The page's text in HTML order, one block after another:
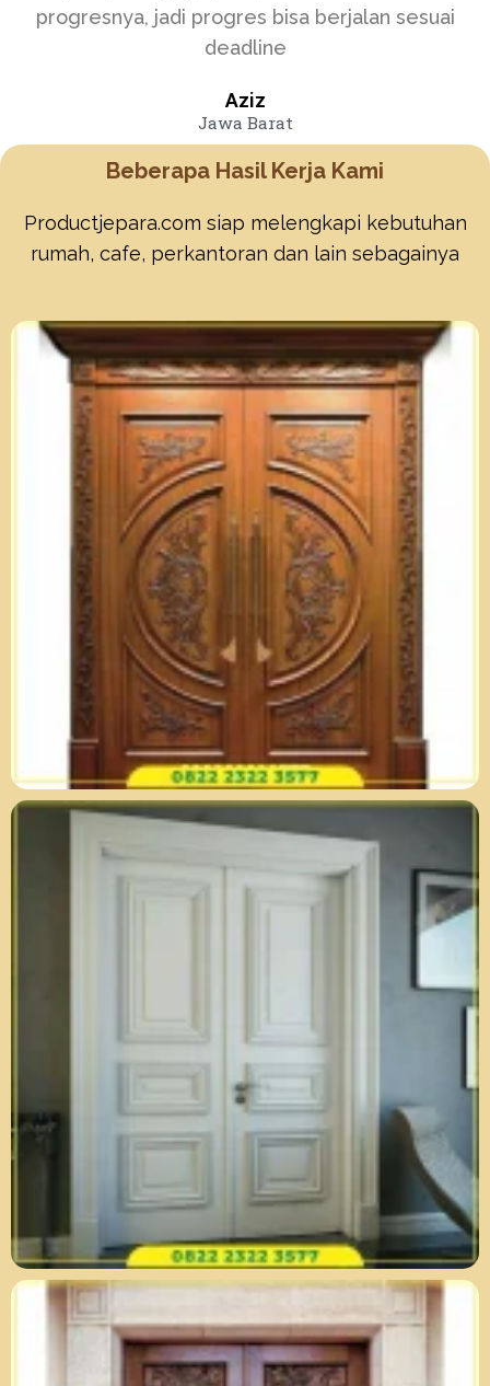
progresnya, jadi progres bisa berjalan sesuai
deadline
Aziz
Jawa Barat
Beberapa Hasil Kerja Kami
Productjepara.com siap melengkapi kebutuhan
rumah, cafe, perkantoran dan lain sebagainya